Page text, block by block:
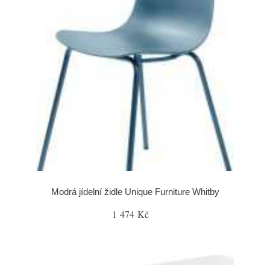
Modrá jídelní židle Unique Furniture Whitby
1 474 Kč